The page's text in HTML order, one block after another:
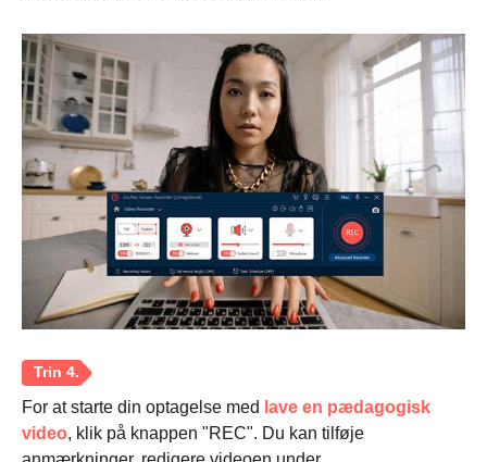
For at starte din optagelse med lave en pædagogisk
video, klik på knappen "REC". Du kan tilføje